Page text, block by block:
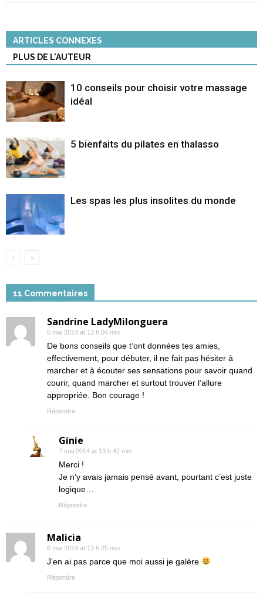
ARTICLES CONNEXES
PLUS DE L'AUTEUR
10 conseils pour choisir votre massage
idéal
5 bienfaits du pilates en thalasso
Les spas les plus insolites du monde
11 Commentaires
Sandrine LadyMilonguera
5 mai 2014 at 12 h 04 min
De bons conseils que t’ont données tes amies,
effectivement, pour débuter, il ne fait pas hésiter à
marcher et à écouter ses sensations pour savoir quand
courir, quand marcher et surtout trouver l’allure
appropriée. Bon courage !
Répondre
Ginie
7 mai 2014 at 13 h 42 min
Merci !
Je n’y avais jamais pensé avant, pourtant c’est juste
logique…
Répondre
Malicia
6 mai 2014 at 13 h 25 min
J’en ai pas parce que moi aussi je galère
Répondre